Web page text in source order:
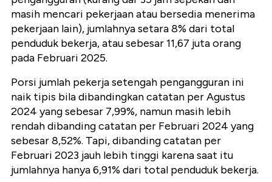
masih mencari pekerjaan atau bersedia menerima
pekerjaan lain), jumlahnya setara 8% dari total
penduduk bekerja, atau sebesar 11,67 juta orang
pada Februari 2025.
Porsi jumlah pekerja setengah pengangguran ini
naik tipis bila dibandingkan catatan per Agustus
2024 yang sebesar 7,99%, namun masih lebih
rendah dibanding catatan per Februari 2024 yang
sebesar 8,52%. Tapi, dibanding catatan per
Februari 2023 jauh lebih tinggi karena saat itu
jumlahnya hanya 6,91% dari total penduduk bekerja.